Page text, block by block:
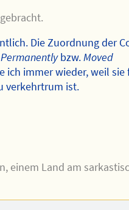
Die Zuordnung der
bzw.Moved
ich immer wieder, weil sie
verkehrtrum ist.
einem Land am